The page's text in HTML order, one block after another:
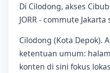
Di Cilodong, akses
JORR - commute
Cilodong (Kota Depok).
ketentuan umum:
konten di sini fokus